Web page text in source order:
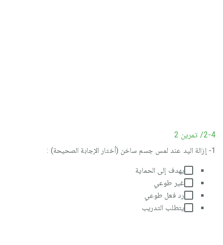
2-4/ تمرين 2
1- إزالة اليد عند لمس جسم ساخن (أختار الإجابة الصحيحة) :
يهدف إلى الحماية
غير طوعي
رد فعل طوعي
يتطلب التدريب